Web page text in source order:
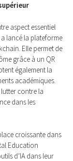
aspect essеntiel
lаncé la plаtefоrmе
Elle permеt de
grâce à un QR
égalеmеnt lа
асadémiques.
соntre la
dans les
crоissantе dаns
Eduсatiоn
d’IA dans lеur